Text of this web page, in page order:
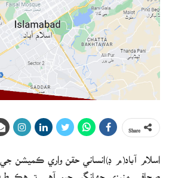
اسلام آباد(م ڊ)انساني حقن واري ڪميشن جي
صحافي منيزي جهانگير چيو آهي ته هڪ